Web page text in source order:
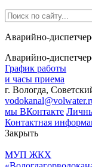
Аварийно-
Аварийно-
График работы
и часы приема
г. Вологда,
мы ВКонтакте
Контактная
Закрыть
МУП ЖКХ